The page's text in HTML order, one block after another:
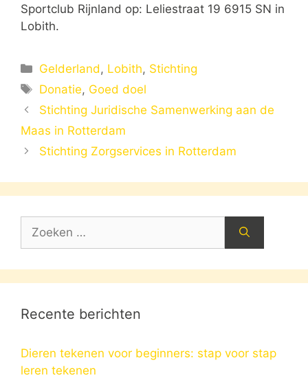
Sportclub Rijnland op: Leliestraat 19 6915 SN in
Lobith.
Categorieën
Gelderland, Lobith, Stichting
Tags
Donatie, Goed doel
Stichting Juridische Samenwerking aan de
Maas in Rotterdam
Stichting Zorgservices in Rotterdam
Zoek
Recente berichten
Dieren tekenen voor beginners: stap voor stap
leren tekenen